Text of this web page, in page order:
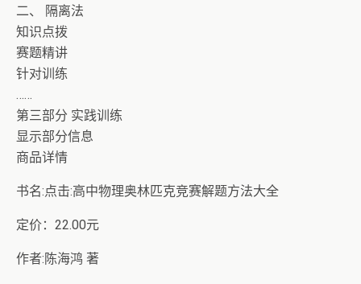
二、 隔离法
知识点拨
赛题精讲
针对训练
……
第三部分 实践训练
显示部分信息
商品详情
书名:点击:高中物理奥林匹克竞赛解题方法大全
定价：22.00元
作者:陈海鸿 著